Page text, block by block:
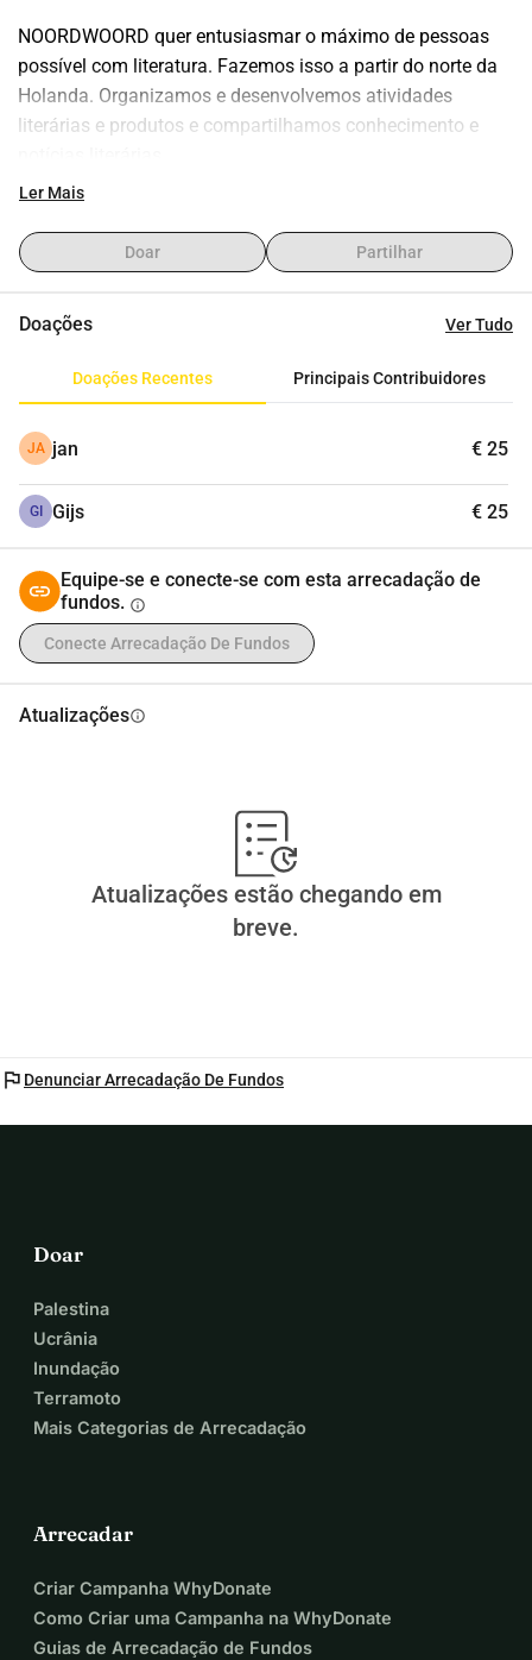
NOORDWOORD quer entusiasmar o máximo de pessoas
possível com literatura. Fazemos isso a partir do norte da
Holanda. Organizamos e desenvolvemos atividades
literárias e produtos e compartilhamos conhecimento e
Assim, organizamos o festival de poesia Dichters in de
prêmio literário Het Beste Groninger Boek e a eleição do
poeta da cidade de Groningen. Também ajudamos novos
profissionalizarem com nosso programa de talentos.
dependemos de subsídios e doações. Sua doação é muito
Ler Mais
Doar Partilhar
Doações Ver Tudo
Doações Recentes Principais Contribuidores
JA jan € 25
GI Gijs € 25
Equipe-se e conecte-se com esta arrecadação de
fundos. info
Conecte Arrecadação De Fundos
Atualizaçõesinfo
Atualizações estão chegando em
breve.
flag Denunciar Arrecadação De Fundos
Doar
Palestina
Ucrânia
Inundação
Terramoto
Mais Categorias de Arrecadação
Arrecadar
Criar Campanha WhyDonate
Como Criar uma Campanha na WhyDonate
Guias de Arrecadação de Fundos